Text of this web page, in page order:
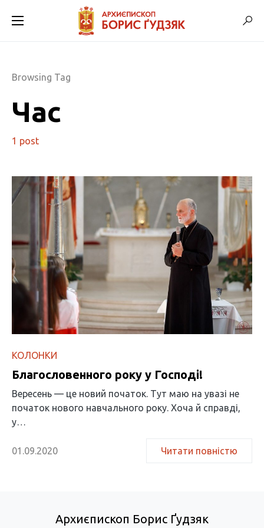
Browsing Tag
Час
1 post
КОЛОНКИ
Благословенного року у Господі!
Вересень — це новий початок. Тут маю на увазі не
початок нового навчального року. Хоча й справді,
у…
01.09.2020 Читати повністю
Архиєпископ Борис Ґудзяк